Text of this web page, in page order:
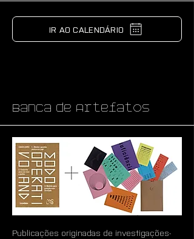
IR AO CALENDÁRIO
Banca de Artefatos
Publicações originadas de investigações-